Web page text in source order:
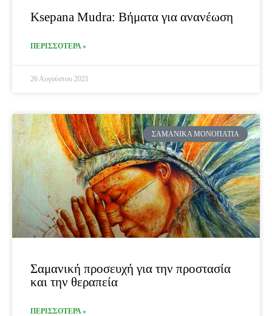
Ksepana Mudra: Βήματα για ανανέωση
ΠΕΡΙΣΣΟΤΕΡΑ »
26 Αυγούστου 2021
ΣΑΜΑΝΙΚΆ ΜΟΝΟΠΆΤΙΑ
Σαμανική προσευχή για την προστασία
και την θεραπεία
ΠΕΡΙΣΣΟΤΕΡΑ »